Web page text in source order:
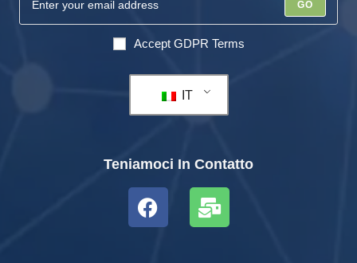
GO
Accept GDPR Terms
IT
Teniamoci In Contatto